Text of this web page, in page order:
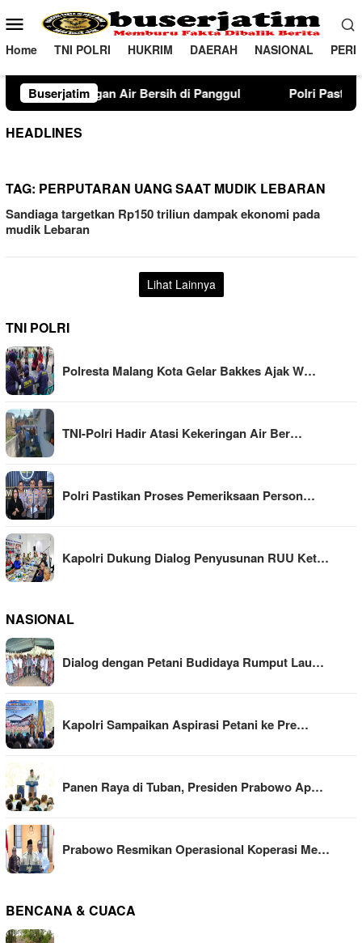
ke
konten
Menu
Mobile
Home TNI POLRI HUKRIM DAERAH NASIONAL
Buserjatim
Bersih di Panggul Polri Pastikan Proses
HEADLINES
TAG: PERPUTARAN UANG SAAT MUDIK LEBARAN
Sandiaga targetkan Rp150 triliun dampak ekonomi pada
mudik Lebaran
Lihat Lainnya
TNI POLRI
Polresta Malang Kota Gelar Bakkes Ajak W…
TNI-Polri Hadir Atasi Kekeringan Air Ber…
Polri Pastikan Proses Pemeriksaan Person…
Kapolri Dukung Dialog Penyusunan RUU Ket…
NASIONAL
Dialog dengan Petani Budidaya Rumput Lau…
Kapolri Sampaikan Aspirasi Petani ke Pre…
Panen Raya di Tuban, Presiden Prabowo Ap…
Prabowo Resmikan Operasional Koperasi Me…
BENCANA & CUACA